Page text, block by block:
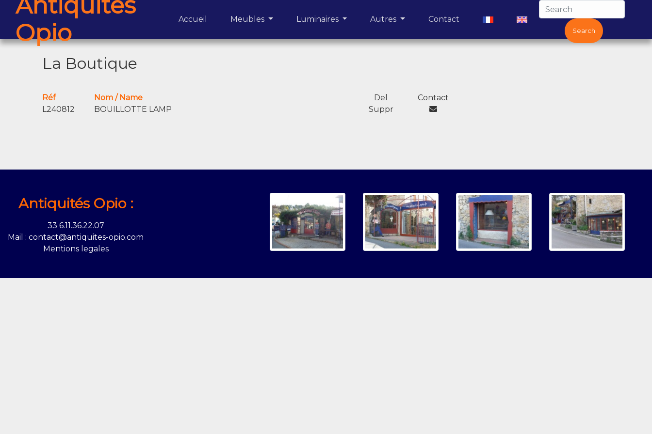
Opio
Accueil (current)Meubles Luminaires Autres Contact (current)(current)(current)
Search
La Boutique
Réf Nom / Name Del
Contact
L240812
BOUILLOTTE LAMP Suppr
Antiquités Opio :
33 6.11.36.22.07
Mail : contact@antiquites-opio.com
Mentions legales